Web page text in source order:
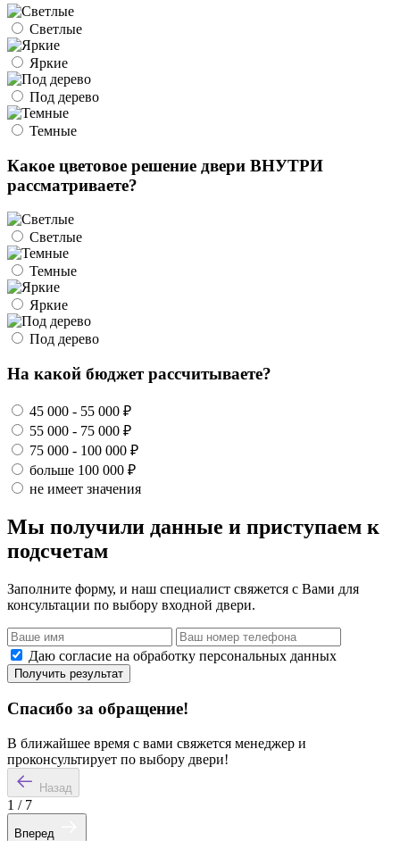
Светлые
Яркие
Под дерево
Темные
Какое цветовое решение двери ВНУТРИ
рассматриваете?
Светлые
Темные
Яркие
Под дерево
На какой бюджет рассчитываете?
45 000 - 55 000 ₽
55 000 - 75 000 ₽
75 000 - 100 000 ₽
больше 100 000 ₽
не имеет значения
Мы получили данные и приступаем к
подсчетам
Заполните форму, и наш специалист свяжется с Вами для
консультации по выбору входной двери.
Даю согласие на обработку персональных данных
Получить результат
Спасибо за обращение!
В ближайшее время с вами свяжется менеджер и
проконсультирует по выбору двери!
Назад
1 / 7
Вперед